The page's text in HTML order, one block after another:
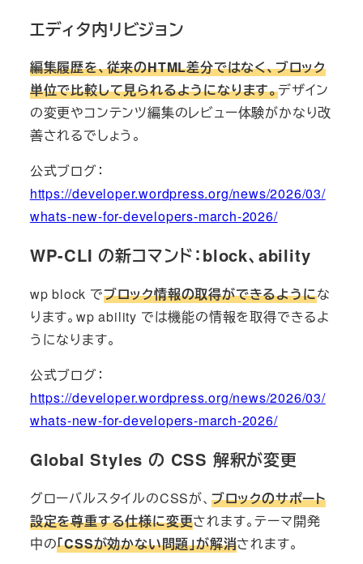
エディタ内リビジョン
編集履歴を、従来のHTML差分ではなく、ブロック
単位で比較して見られるようになります。デザイン
の変更やコンテンツ編集のレビュー体験がかなり改
善されるでしょう。
公式ブログ：
https://developer.wordpress.org/news/2026/03/
whats-new-for-developers-march-2026/
WP-CLI の新コマンド：block、ability
wp block でブロック情報の取得ができるようにな
ります。wp ability では機能の情報を取得できるよ
うになります。
公式ブログ：
https://developer.wordpress.org/news/2026/03/
whats-new-for-developers-march-2026/
Global Styles の CSS 解釈が変更
グローバルスタイルのCSSが、 ブロックのサポート
設定を尊重する仕様に変更されます。テーマ開発
中の「CSSが効かない問題」が解消されます。